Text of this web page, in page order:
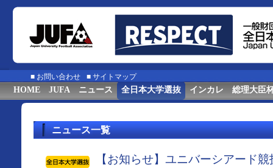
■ お問い合わせ ■ サイトマップ
HOME JUFA ニュース 全日本大学選抜 インカレ 総理大臣
ニュース一覧
【お知らせ】ユニバーシアード